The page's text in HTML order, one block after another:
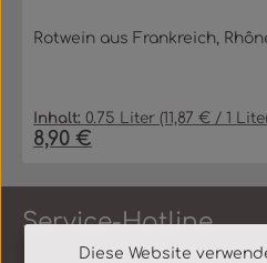
Rotwein aus Frankreich,
Inhalt:0.75 Liter (11,87 € / 1
Regulärer Preis:
8,90 €
Service-Hotline
Diese Website